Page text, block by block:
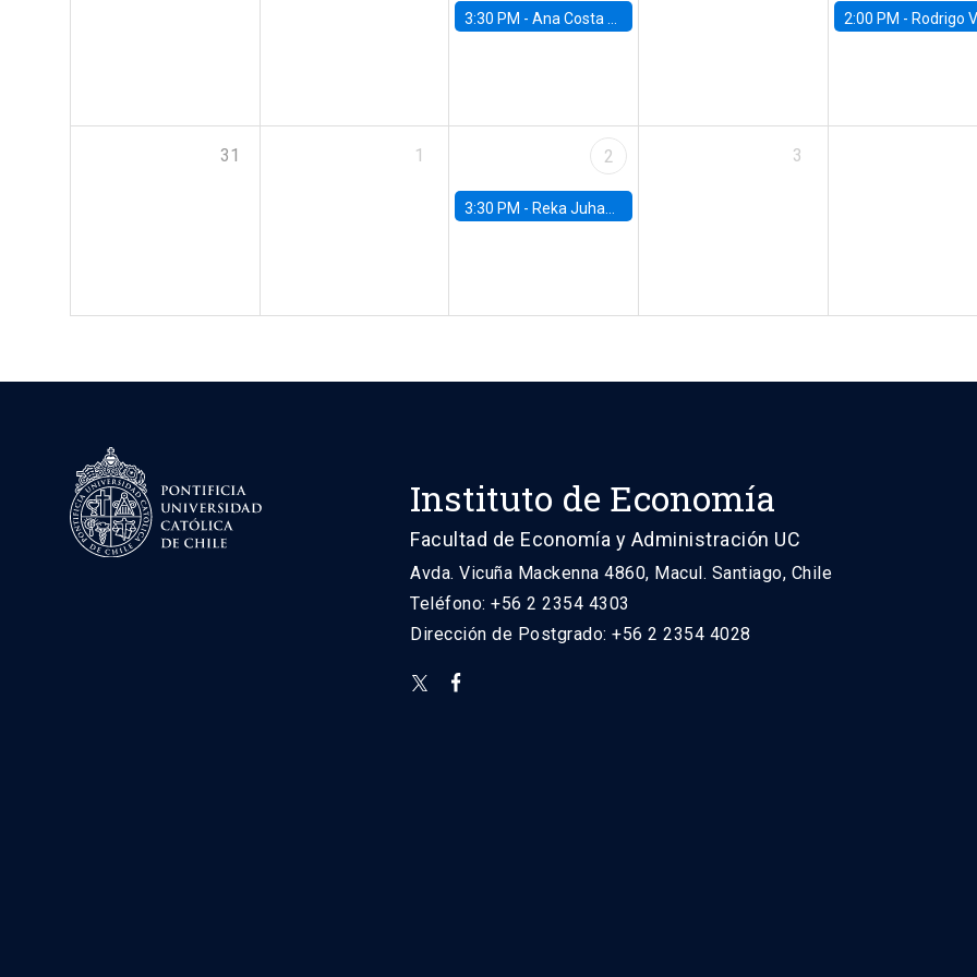
3:30 PM -Ana Costa Ramón, University of Zurich 2:00 PM - Rodrigo Valdés, Escuela de
31 1 2
3:30 PM - Reka Juhazs, University of British Columbia
3
Instituto de Economía
Facultad de Economía y Administración UC
Avda. Vicuña Mackenna 4860, Macul. Santiago, Chile
Teléfono: +56 2 2354 4303
Dirección de Postgrado: +56 2 2354 4028